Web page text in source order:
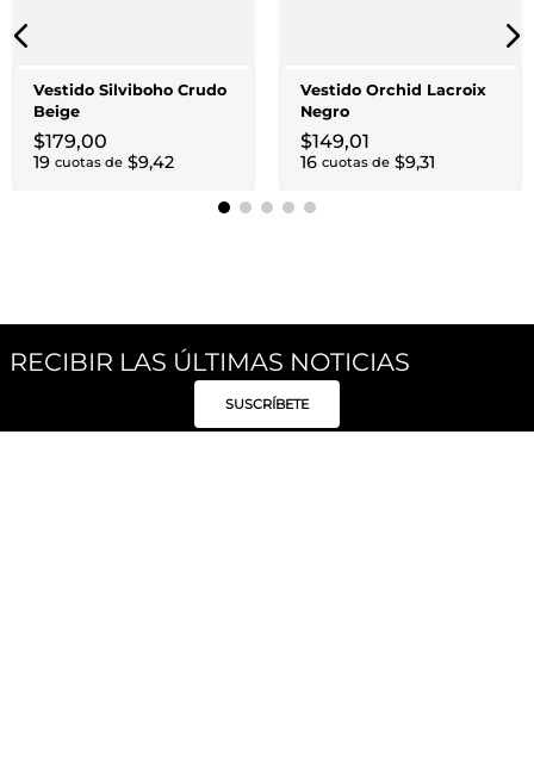
Vestido Silviboho Crudo
Beige
$179,00
19 cuotas de $9,42
Vestido Orchid Lacroix
Negro
$149,01
16 cuotas de $9,31
RECIBIR LAS ÚLTIMAS NOTICIAS
SUSCRÍBETE